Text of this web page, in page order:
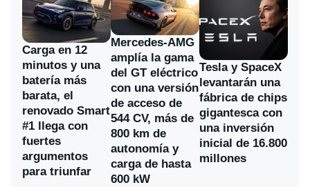
Carga en 12
minutos y una
batería más
barata, el
renovado Smart
#1 llega con
fuertes
argumentos
para triunfar
Mercedes-AMG
amplía la gama
del GT eléctrico
con una versión
de acceso de
544 CV, más de
800 km de
autonomía y
carga de hasta
600 kW
Tesla y SpaceX
levantarán una
fábrica de chips
gigantesca con
una inversión
inicial de 16.800
millones